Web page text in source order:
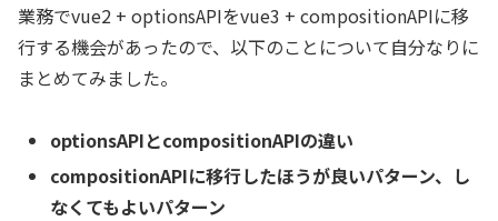
業務でvue2 + optionsAPIをvue3 + compositionAPIに移
行する機会があったので、以下のことについて自分なりに
まとめてみました。
optionsAPIとcompositionAPIの違い
compositionAPIに移行したほうが良いパターン、し
なくてもよいパターン